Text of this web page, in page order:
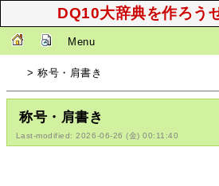
DQ10大辞典を作ろう
Menu
> 称号・肩書き
称号・肩書き
Last-modified: 2026-06-26 (金) 00:11:40